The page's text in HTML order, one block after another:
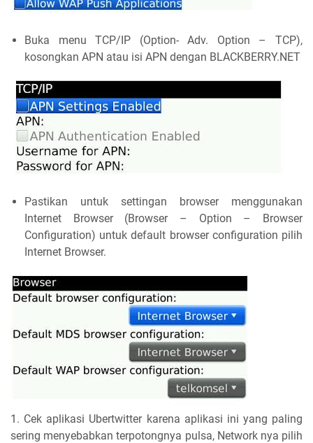
Buka menu TCP/IP (Option- Adv. Option – TCP),
kosongkan APN atau isi APN dengan BLACKBERRY.NET
Pastikan untuk settingan browser menggunakan
Internet Browser (Browser – Option – Browser
Configuration) untuk default browser configuration pilih
Internet Browser.
1. Cek aplikasi Ubertwitter karena aplikasi ini yang paling
sering menyebabkan terpotongnya pulsa, Network nya pilih